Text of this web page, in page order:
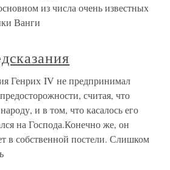
из числа очень известных
Ванги
Генрих IV не предпринимал
считая, что
и в том, что касалось его
на Господа.Конечно же, он
в собственной постели. Слишком